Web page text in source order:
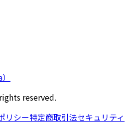
reserved.
リシー特定商取引法セキュリティ